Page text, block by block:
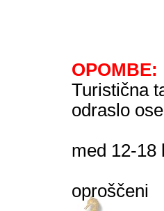
OPOMBE:
Turistična
odraslo
med 12-18
oproščeni